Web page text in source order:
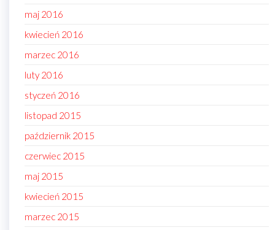
maj 2016
kwiecień 2016
marzec 2016
luty 2016
styczeń 2016
listopad 2015
październik 2015
czerwiec 2015
maj 2015
kwiecień 2015
marzec 2015